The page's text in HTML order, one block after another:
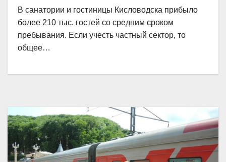
В санатории и гостиницы Кисловодска прибыло
более 210 тыс. гостей со средним сроком
пребывания. Если учесть частный сектор, то
общее…